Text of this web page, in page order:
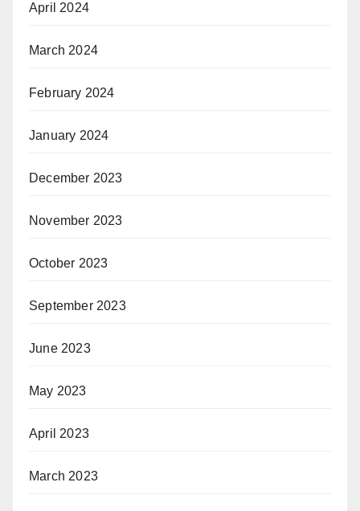
April 2024
March 2024
February 2024
January 2024
December 2023
November 2023
October 2023
September 2023
June 2023
May 2023
April 2023
March 2023